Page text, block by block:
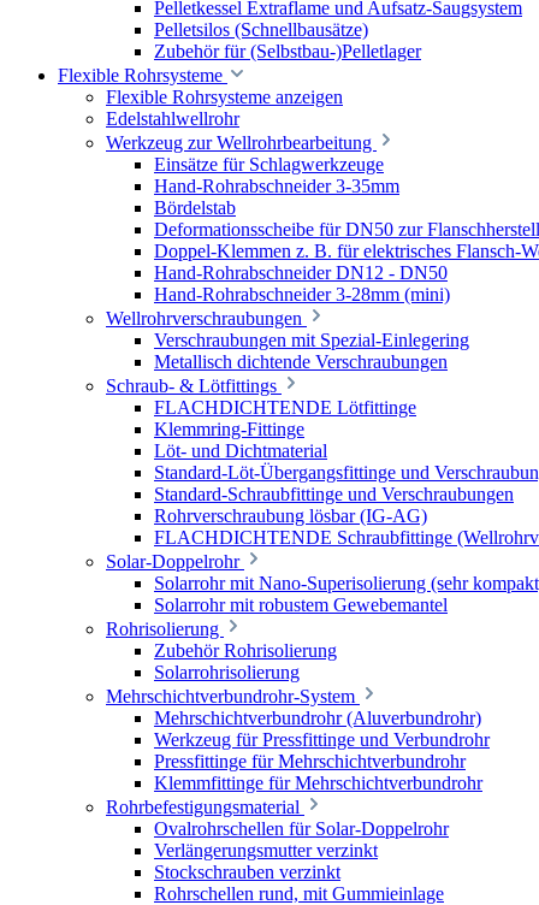
Pelletkessel Extraflame und Aufsatz-Saugsystem
Pelletsilos (Schnellbausätze)
Zubehör für (Selbstbau-)Pelletlager
Flexible Rohrsysteme
Flexible Rohrsysteme anzeigen
Edelstahlwellrohr
Werkzeug zur Wellrohrbearbeitung
Einsätze für Schlagwerkzeuge
Hand-Rohrabschneider 3-35mm
Bördelstab
Deformationsscheibe für DN50 zur
Doppel-Klemmen z. B. für elektrisches Flansch-
Hand-Rohrabschneider DN12 - DN50
Hand-Rohrabschneider 3-28mm (mini)
Wellrohrverschraubungen
Verschraubungen mit Spezial-Einlegering
Metallisch dichtende Verschraubungen
Schraub- & Lötfittings
FLACHDICHTENDE Lötfittinge
Klemmring-Fittinge
Löt- und Dichtmaterial
Standard-Löt-Übergangsfittinge und
Standard-Schraubfittinge und Verschraubungen
Rohrverschraubung lösbar (IG-AG)
FLACHDICHTENDE Schraubfittinge
Solar-Doppelrohr
Solarrohr mit Nano-Superisolierung (sehr
Solarrohr mit robustem Gewebemantel
Rohrisolierung
Zubehör Rohrisolierung
Solarrohrisolierung
Mehrschichtverbundrohr-System
Mehrschichtverbundrohr (Aluverbundrohr)
Werkzeug für Pressfittinge und Verbundrohr
Pressfittinge für Mehrschichtverbundrohr
Klemmfittinge für Mehrschichtverbundrohr
Rohrbefestigungsmaterial
Ovalrohrschellen für Solar-Doppelrohr
Verlängerungsmutter verzinkt
Stockschrauben verzinkt
Rohrschellen rund, mit Gummieinlage